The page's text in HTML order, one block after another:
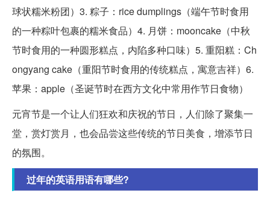
球状糯米粉团）3. 粽子：rice dumplings（端午节时食用
的一种粽叶包裹的糯米食品）4. 月饼：mooncake（中秋
节时食用的一种圆形糕点，内陷多种口味）5. 重阳糕：Ch
ongyang cake（重阳节时食用的传统糕点，寓意吉祥）6.
苹果：apple（圣诞节时在西方文化中常用作节日食物）
元宵节是一个让人们狂欢和庆祝的节日，人们除了聚集一
堂，赏灯赏月，也会品尝这些传统的节日美食，增添节日
的氛围。
过年的英语用语有哪些?